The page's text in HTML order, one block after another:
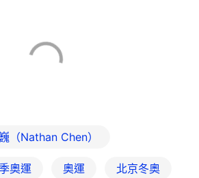
（Nathan Chen）
奧運 奧運 北京冬奧